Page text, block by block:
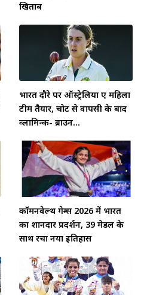
खिताब
भारत दौरे पर ऑस्ट्रेलिया ए महिला
टीम तैयार, चोट से वापसी के बाद
व्लामिन्क- ब्राउन...
कॉमनवेल्थ गेम्स 2026 में भारत
का शानदार प्रदर्शन, 39 मेडल के
साथ रचा नया इतिहास